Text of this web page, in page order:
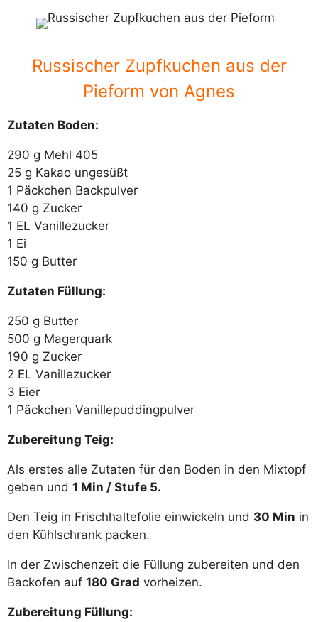
Russischer Zupfkuchen aus der
Pieform von Agnes
Zutaten Boden:
290 g Mehl 405
25 g Kakao ungesüßt
1 Päckchen Backpulver
140 g Zucker
1 EL Vanillezucker
1 Ei
150 g Butter
Zutaten Füllung:
250 g Butter
500 g Magerquark
190 g Zucker
2 EL Vanillezucker
3 Eier
1 Päckchen Vanillepuddingpulver
Zubereitung Teig:
Als erstes alle Zutaten für den Boden in den Mixtopf
geben und 1 Min / Stufe 5.
Den Teig in Frischhaltefolie einwickeln und 30 Min in
den Kühlschrank packen.
In der Zwischenzeit die Füllung zubereiten und den
Backofen auf 180 Grad vorheizen.
Zubereitung Füllung: